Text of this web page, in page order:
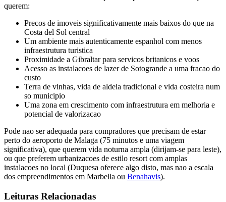
querem:
Precos de imoveis significativamente mais baixos do que na
Costa del Sol central
Um ambiente mais autenticamente espanhol com menos
infraestrutura turistica
Proximidade a Gibraltar para servicos britanicos e voos
Acesso as instalacoes de lazer de Sotogrande a uma fracao do
custo
Terra de vinhas, vida de aldeia tradicional e vida costeira num
so municipio
Uma zona em crescimento com infraestrutura em melhoria e
potencial de valorizacao
Pode nao ser adequada para compradores que precisam de estar
perto do aeroporto de Malaga (75 minutos e uma viagem
significativa), que querem vida noturna ampla (dirijam-se para leste),
ou que preferem urbanizacoes de estilo resort com amplas
instalacoes no local (Duquesa oferece algo disto, mas nao a escala
dos empreendimentos em Marbella ou Benahavis).
Leituras Relacionadas